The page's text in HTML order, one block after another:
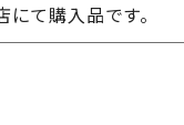
て購入品です。